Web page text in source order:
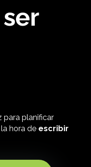
para planificar
hora deescribir